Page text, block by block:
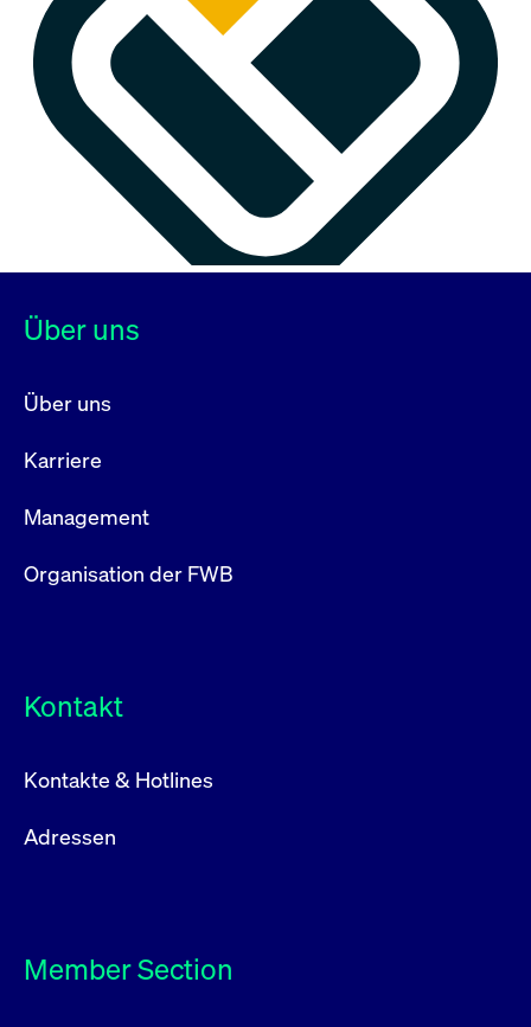
Über uns
Über uns
Karriere
Management
Organisation der FWB
Kontakt
Kontakte & Hotlines
Adressen
Member Section